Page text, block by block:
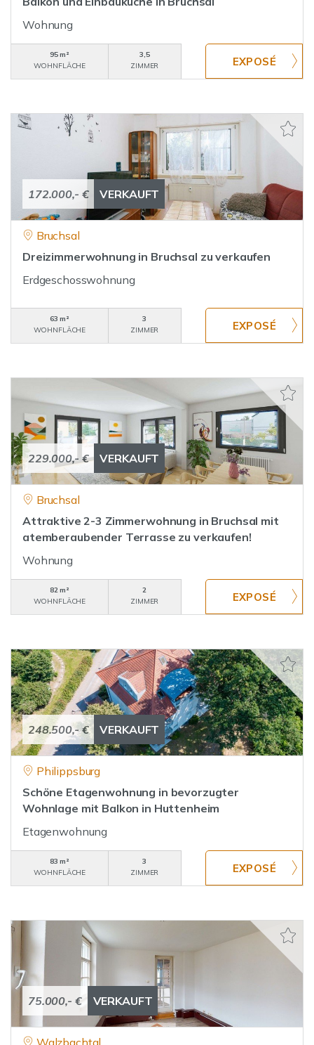
Wohnung
95 m²
WOHNFLÄCHE
3,5
ZIMMER
172.000,- € VERKAUFT
Bruchsal
Dreizimmerwohnung in Bruchsal zu verkaufen
Erdgeschosswohnung
63 m²
WOHNFLÄCHE
3
ZIMMER
229.000,- € VERKAUFT
Bruchsal
Attraktive 2-3 Zimmerwohnung in Bruchsal mit
atemberaubender Terrasse zu verkaufen!
Wohnung
82 m²
WOHNFLÄCHE
2
ZIMMER
248.500,- € VERKAUFT
Philippsburg
Schöne Etagenwohnung in bevorzugter
Wohnlage mit Balkon in Huttenheim
Etagenwohnung
83 m²
WOHNFLÄCHE
3
ZIMMER
75.000,- € VERKAUFT
Walzbachtal